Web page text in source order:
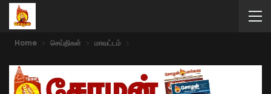
Home செய்திகள் மாவட்டம்